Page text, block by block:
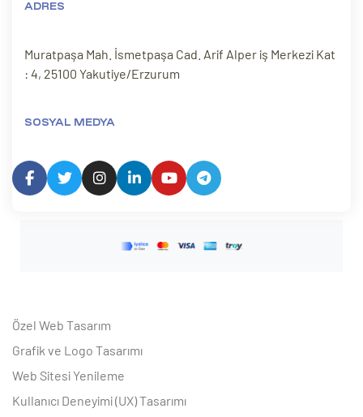
ADRES
Muratpaşa Mah. İsmetpaşa Cad. Arif Alper iş Merkezi Kat
: 4, 25100 Yakutiye/Erzurum
SOSYAL MEDYA
Özel Web Tasarım
Grafik ve Logo Tasarımı
Web Sitesi Yenileme
Kullanıcı Deneyimi (UX) Tasarımı